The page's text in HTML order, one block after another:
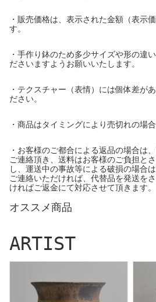
・販売価格は、表示された金額（表示
す。
・手作り鉢のため多少サイズや形の違
ださいますようお願いいたします。
・テクスチャー（表情）には個体差が
ださい。
・商品はタイミングにより売切れの場
・お客様のご都合による返品の場合は
ご連絡頂き、送料はお客様のご負担と
し、運送中の事故等による破損の場合
ご連絡いただければ、代替品を発送を
ければご返金にて対応させて頂きます。
オススメ商品
ARTIST